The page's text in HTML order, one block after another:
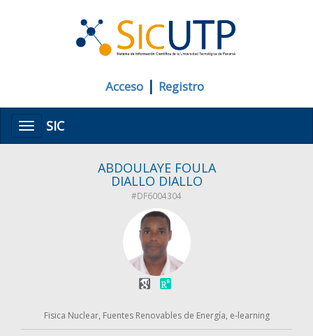
Acceso | Registro
MenúSIC
ABDOULAYE FOULA
DIALLO DIALLO
#DF6004304
Fisica Nuclear, Fuentes Renovables de Energía, e-learning